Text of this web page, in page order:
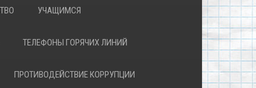
УЧАЩИМСЯ
ТЕЛЕФОНЫ ГОРЯЧИХ ЛИНИЙ
ПРОТИВОДЕЙСТВИЕ КОРРУПЦИИ